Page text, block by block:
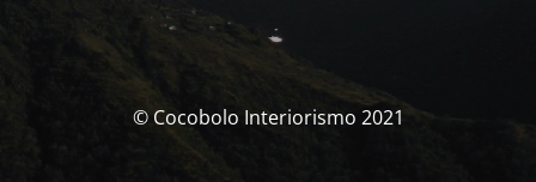
© Cocobolo Interiorismo 2021